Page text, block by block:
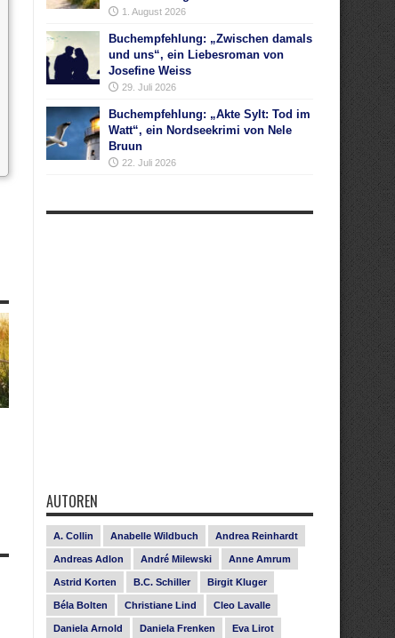
1. August 2026
Buchempfehlung: „Zwischen damals
und uns“, ein Liebesroman von
Josefine Weiss
29. Juli 2026
Buchempfehlung: „Akte Sylt: Tod im
Watt“, ein Nordseekrimi von Nele
Bruun
22. Juli 2026
AUTOREN
A. Collin Anabelle Wildbuch Andrea Reinhardt
Andreas Adlon André Milewski Anne Amrum
Astrid Korten B.C. Schiller Birgit Kluger
Béla Bolten Christiane Lind Cleo Lavalle
Daniela Arnold Daniela Frenken Eva Lirot